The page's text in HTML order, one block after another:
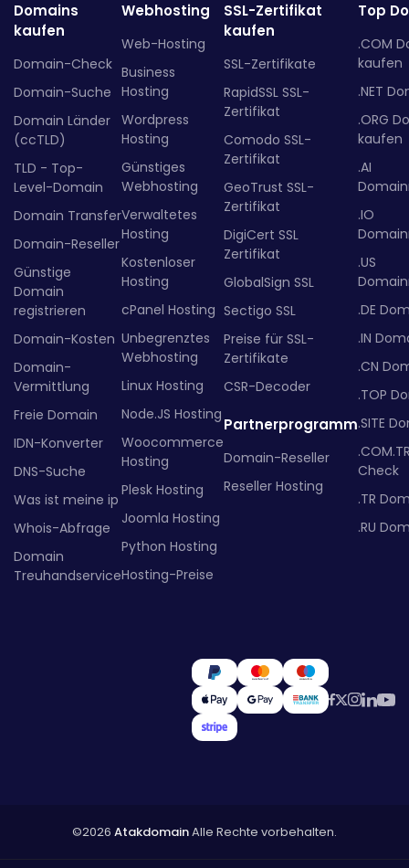
Domains
kaufen
Domain-Check
Domain-Suche
Domain Länder
(ccTLD)
TLD - Top-
Level-Domain
Domain Transfer
Domain-Reseller
Günstige
Domain
registrieren
Domain-Kosten
Domain-
Vermittlung
Freie Domain
IDN-Konverter
DNS-Suche
Was ist meine ip
Whois-Abfrage
Domain
Treuhandservice
Webhosting
Web-Hosting
Business
Hosting
Wordpress
Hosting
Günstiges
Webhosting
Verwaltetes
Hosting
Kostenloser
Hosting
cPanel Hosting
Unbegrenztes
Webhosting
Linux Hosting
Node.JS Hosting
Woocommerce
Hosting
Plesk Hosting
Joomla Hosting
Python Hosting
Hosting-Preise
SSL-Zertifikat
kaufen
SSL-Zertifikate
RapidSSL SSL-
Zertifikat
Comodo SSL-
Zertifikat
GeoTrust SSL-
Zertifikat
DigiCert SSL
Zertifikat
GlobalSign SSL
Sectigo SSL
Preise für SSL-
Zertifikate
CSR-Decoder
Partnerprogramm
Domain-Reseller
Reseller Hosting
Top
.COM
kaufen
.NET
.ORG
kaufen
.AI
.IO
.US
.DE
.IN
.CN
.TOP
.SITE
Check
.TR
.RU
©2026 AtakdomainAlle Rechte vorbehalten.